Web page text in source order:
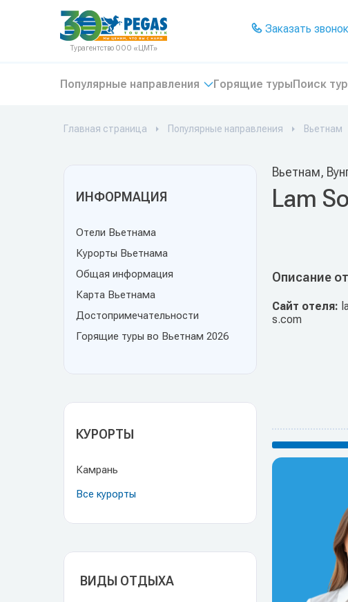
На главную
Турагентство ООО «ЦМТ»
Заказать звонок
Популярные направления Горящие турыПоиск
Главная страница Популярные направления Вьетнам
ИНФОРМАЦИЯ
Отели Вьетнама
Курорты Вьетнама
Общая информация
Карта Вьетнама
Достопримечательности
Горящие туры во Вьетнам 2026
КУРОРТЫ
Камрань
Все курорты
ВИДЫ ОТДЫХА
Вьетнам,
Lam
Описание
Сайт отеля:
s.com